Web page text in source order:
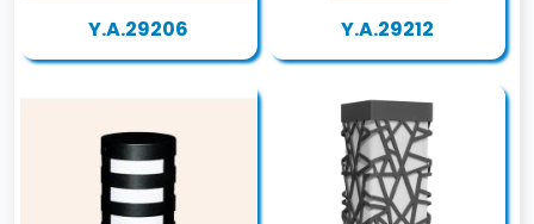
Y.A.29206 Y.A.29212